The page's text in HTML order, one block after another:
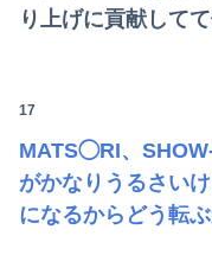
り上げに貢献して
17
MATS◯RI、
がかなりうるさい
になるからどう転